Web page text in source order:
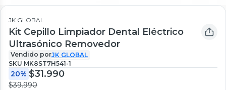
JK GLOBAL
Kit Cepillo Limpiador Dental Eléctrico
Ultrasónico Removedor
Vendido porJK GLOBAL
SKU MK8ST7H541-1
20% $31.990
$39.990